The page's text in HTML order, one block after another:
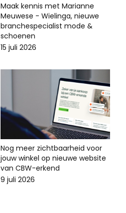
Maak kennis met Marianne
Meuwese - Wielinga, nieuwe
branchespecialist mode &
schoenen
15 juli 2026
Nog meer zichtbaarheid voor
jouw winkel op nieuwe website
van CBW-erkend
9 juli 2026